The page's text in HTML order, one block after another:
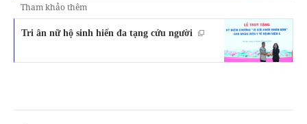
Tham khảo thêm
Tri ân nữ hộ sinh hiến đa tạng cứu người